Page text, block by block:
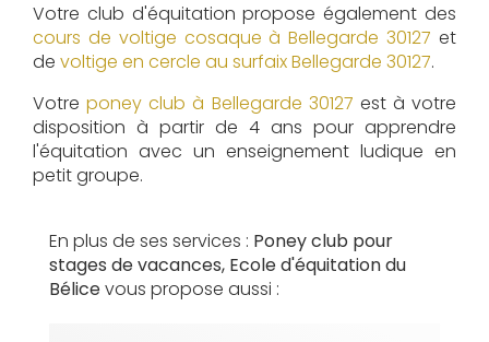
Votre club d'équitation propose également des
cours de voltige cosaque àBellegarde 30127 et
de voltige en cercle au surfaixBellegarde 30127.
Votreponey club à Bellegarde 30127 est à votre
disposition à partir de 4 ans pour apprendre
l'équitation avec un enseignement ludique en
petit groupe.
En plus de ses services : Poney club pour
stages de vacances, Ecole d'équitation du
Bélicevous propose aussi :